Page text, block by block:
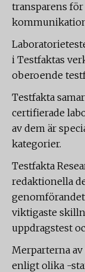
transparens
i Testfaktas
oberoende
Testfakta
certifierade
av dem är
kategorier.
Testfakta
redaktionella
genomförandet
viktigaste
uppdragstest
Merparterna
enligt olika -